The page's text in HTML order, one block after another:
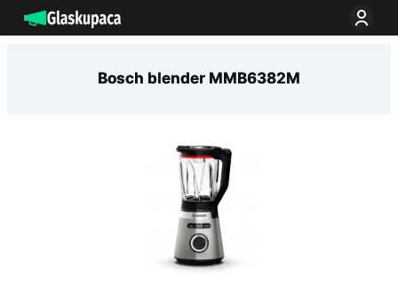
na
Bosch blender MMB6382M